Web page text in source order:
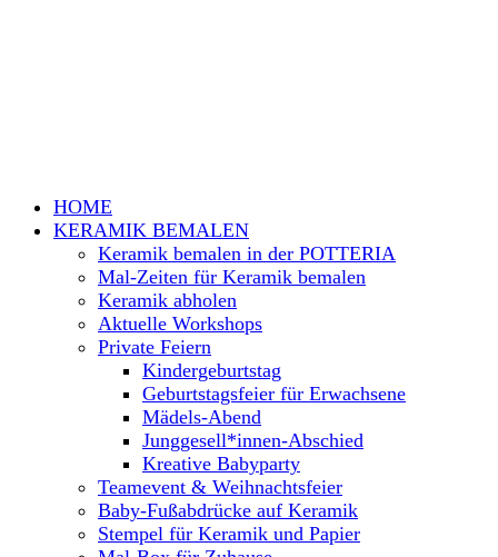
HOME
KERAMIK BEMALEN
Keramik bemalen in der POTTERIA
Mal-Zeiten für Keramik bemalen
Keramik abholen
Aktuelle Workshops
Private Feiern
Kindergeburtstag
Geburtstagsfeier für Erwachsene
Mädels-Abend
Junggesell*innen-Abschied
Kreative Babyparty
Teamevent & Weihnachtsfeier
Baby-Fußabdrücke auf Keramik
Stempel für Keramik und Papier